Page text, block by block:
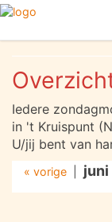
Iedere
in 't Kruispunt
U/jij bent van
« vorige juni